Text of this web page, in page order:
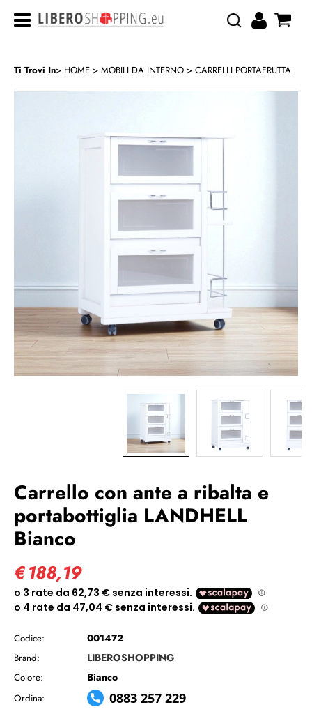
Ti Trovi In HOME MOBILI DA INTERNO CARRELLI PORTAFRUTTA
Carrello con ante a ribalta e
portabottiglia LANDHELL
Bianco
€188,19
Codice: 001472
Brand: LIBEROSHOPPING
Colore: Bianco
Ordina: 0883 257 229